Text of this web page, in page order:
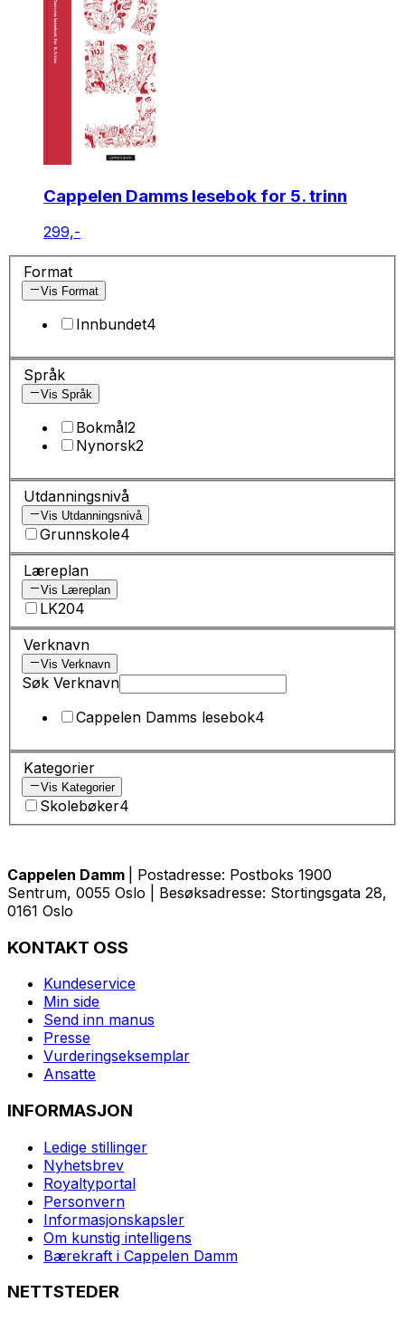
Cappelen Damms lesebok for 5. trinn
299,-
Format
Vis Format
Innbundet4
Språk
Vis Språk
Bokmål2
Nynorsk2
Utdanningsnivå
Vis Utdanningsnivå
Grunnskole4
Læreplan
Vis Læreplan
LK204
Verknavn
Vis Verknavn
Søk Verknavn
Cappelen Damms lesebok4
Kategorier
Vis Kategorier
Skolebøker4
Cappelen Damm
| Postadresse: Postboks 1900
Sentrum, 0055 Oslo | Besøksadresse: Stortingsgata 28,
0161 Oslo
KONTAKT OSS
Kundeservice
Min side
Send inn manus
Presse
Vurderingseksemplar
Ansatte
INFORMASJON
Ledige stillinger
Nyhetsbrev
Royaltyportal
Personvern
Informasjonskapsler
Om kunstig intelligens
Bærekraft i Cappelen Damm
NETTSTEDER